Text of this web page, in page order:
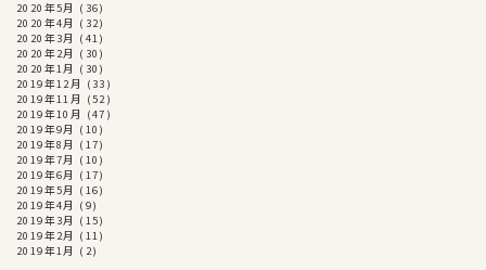
2020年5月 (36)
2020年4月 (32)
2020年3月 (41)
2020年2月 (30)
2020年1月 (30)
2019年12月 (33)
2019年11月 (52)
2019年10月 (47)
2019年9月 (10)
2019年8月 (17)
2019年7月 (10)
2019年6月 (17)
2019年5月 (16)
2019年4月 (9)
2019年3月 (15)
2019年2月 (11)
2019年1月 (2)